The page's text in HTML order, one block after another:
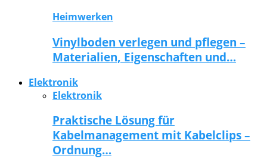
Heimwerken
Vinylboden verlegen und pflegen –
Materialien, Eigenschaften und…
Elektronik
Elektronik
Praktische Lösung für
Kabelmanagement mit Kabelclips –
Ordnung…